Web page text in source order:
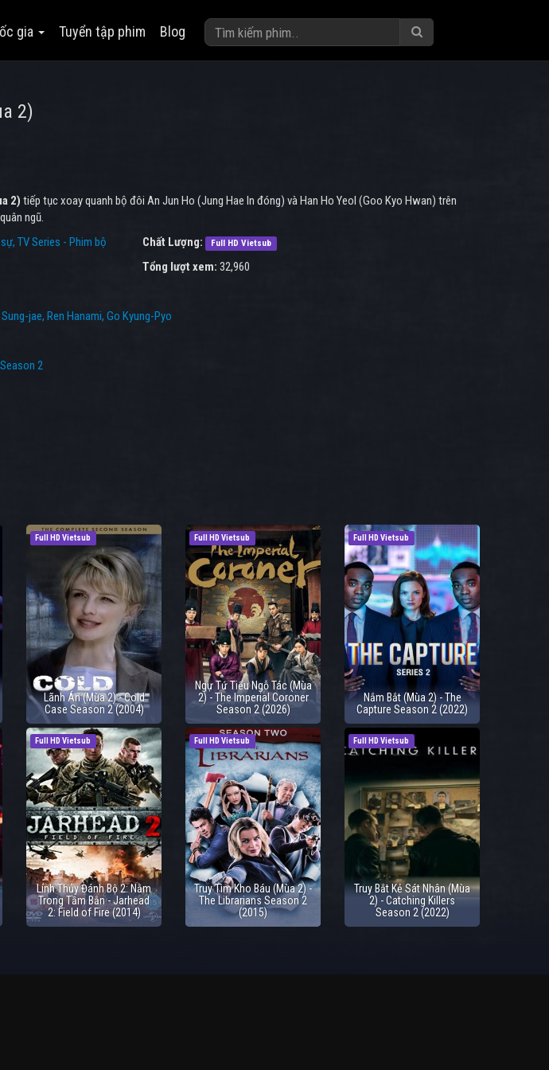
gia Tuyển tập phim Blog
2)
2) tiếp tục xoay quanh bộ đôi An Jun Ho (Jung Hae In đóng) và Han Ho Yeol (Goo Kyo Hwan) trên
ngũ.
TV Series - Phim bộ
Chất Lượng: Full HD Vietsub
Tổng lượt xem: 32,960
jae Ren Hanami Go Kyung-Pyo
Season 2
Full HD Vietsub
Lãnh Án (Mùa 2) - Cold
Case Season 2 (2004)
Full HD Vietsub
Ngự Tứ Tiểu Ngỗ Tác (Mùa
2) - The Imperial Coroner
Season 2 (2026)
Full HD Vietsub
Nắm Bắt (Mùa 2) - The
Capture Season 2 (2022)
Full HD Vietsub
Lính Thủy Đánh Bộ 2: Nằm
Trong Tầm Bắn - Jarhead
2: Field of Fire (2014)
Full HD Vietsub
Truy Tìm Kho Báu (Mùa 2) -
The Librarians Season 2
(2015)
Full HD Vietsub
Truy Bắt Kẻ Sát Nhân (Mùa
2) - Catching Killers
Season 2 (2022)